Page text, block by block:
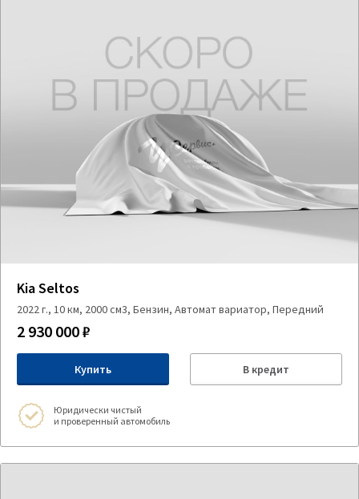
Kia Seltos
2022 г., 10 км, 2000 см3, Бензин, Автомат вариатор, Передний
2 930 000 ₽
Купить В кредит
Юридически чистый
и проверенный автомобиль